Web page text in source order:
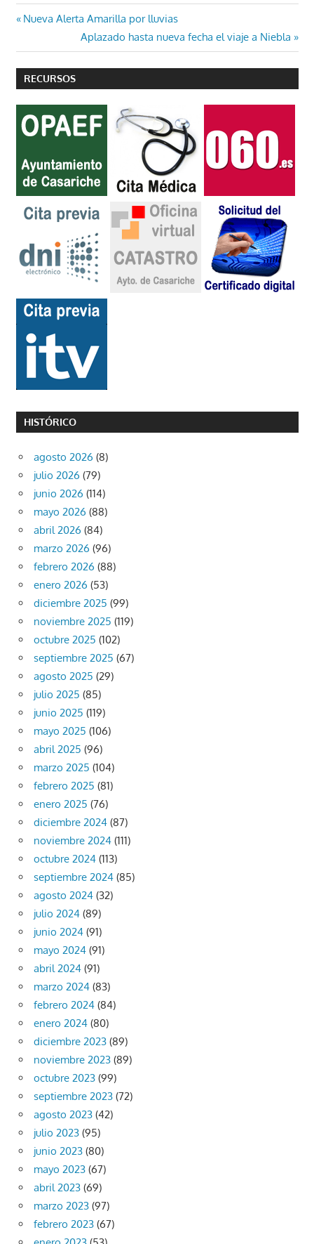
Navegación
de
entradas
Entrada
Nueva Alerta Amarilla por lluvias
Entrada
siguiente:
Aplazado hasta nueva fecha el viaje a Niebla
RECURSOS
HISTÓRICO
agosto 2026 (8)
julio 2026 (79)
junio 2026 (114)
mayo 2026 (88)
abril 2026 (84)
marzo 2026 (96)
febrero 2026 (88)
enero 2026 (53)
diciembre 2025 (99)
noviembre 2025 (119)
octubre 2025 (102)
septiembre 2025 (67)
agosto 2025 (29)
julio 2025 (85)
junio 2025 (119)
mayo 2025 (106)
abril 2025 (96)
marzo 2025 (104)
febrero 2025 (81)
enero 2025 (76)
diciembre 2024 (87)
noviembre 2024 (111)
octubre 2024 (113)
septiembre 2024 (85)
agosto 2024 (32)
julio 2024 (89)
junio 2024 (91)
mayo 2024 (91)
abril 2024 (91)
marzo 2024 (83)
febrero 2024 (84)
enero 2024 (80)
diciembre 2023 (89)
noviembre 2023 (89)
octubre 2023 (99)
septiembre 2023 (72)
agosto 2023 (42)
julio 2023 (95)
junio 2023 (80)
mayo 2023 (67)
abril 2023 (69)
marzo 2023 (97)
febrero 2023 (67)